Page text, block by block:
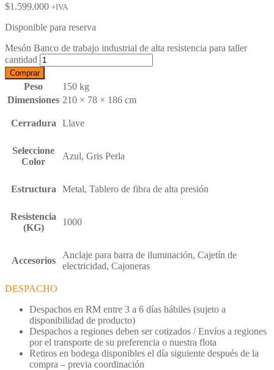
$1.599.000 +IVA
Disponible para reserva
Mesón Banco de trabajo industrial de alta resistencia para taller
cantidad
Comprar
Peso
150 kg
Dimensiones 210 × 78 × 186 cm
Cerradura Llave
Seleccione
Color
Azul, Gris Perla
Estructura Metal, Tablero de fibra de alta presión
Resistencia
(KG)
1000
Accesorios
Anclaje para barra de iluminación, Cajetín de
electricidad, Cajoneras
DESPACHO
Despachos en RM entre 3 a 6 días hábiles (sujeto a
disponibilidad de producto)
Despachos a regiones deben ser cotizados / Envíos a regiones
por el transporte de su preferencia o nuestra flota
Retiros en bodega disponibles el día siguiente después de la
compra – previa coordinación